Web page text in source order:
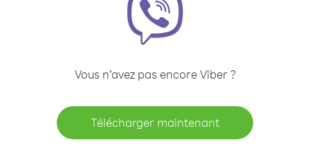
Vous n’avez pas encore Viber ?
Télécharger maintenant